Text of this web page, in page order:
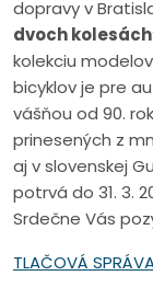
dopravy v
dvoch
kolekciu
bicyklov je pre
vášňou od 90.
prinesených z
aj v slovenskej
potrvá do 31. 3.
Srdečne Vás
TLAČOVÁ